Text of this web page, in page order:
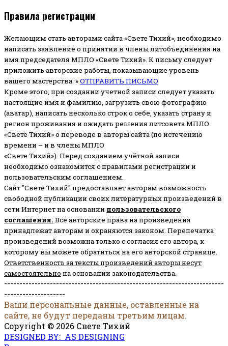
Правила регистрации
Желающим стать авторами сайта «Свете Тихий», необходимо
написать заявление о принятии в члены литобъединения на
имя председателя МПЛО «Свете Тихий». К письму следует
приложить авторские работы, показывающие уровень
вашего мастерства. »ОТПРАВИТЬ ПИСЬМО
Кроме этого, при создании учетной записи следует указать
настоящие имя и фамилию, загрузить свою фотографию
(аватар), написать несколько строк о себе, указать страну и
регион проживания и ожидать решения литсовета МПЛО
«Свете Тихий» о переводе в авторы сайта (по истечению
времени – и в члены МПЛО
«Свете Тихий»). Перед созданием учётной записи
необходимо ознакомится с правилами регистрации и
пользовательским соглашением.
Сайт "Свете Тихий" предоставляет авторам возможность
свободной публикации своих литературных произведений в
сети Интернет на основании пользовательского
соглашения. Все авторские права на произведения
принадлежат авторам и охраняются законом. Перепечатка
произведений возможна только с согласия его автора, к
которому вы можете обратиться на его авторской странице.
Ответственность за тексты произведений авторы несут
самостоятельно на основании законодательства.
------------------------------------------------------------------------
--------------------
Ваши персональные данные, оставленные на
сайте, не будут переданы третьим лицам.
Copyright © 2026 Свете Тихий
DESIGNED BY: AS DESIGNING